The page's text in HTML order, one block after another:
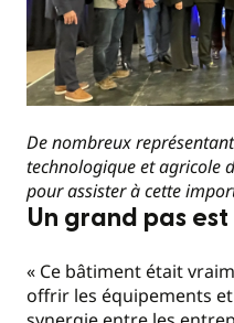
De nombreux
technologique et agricole
pour assister à cette
Un grand pas
« Ce bâtiment était
offrir les équipements